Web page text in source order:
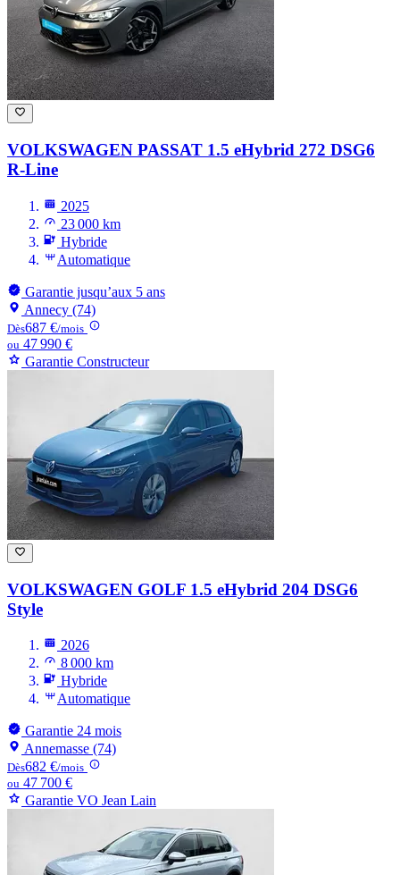
VOLKSWAGEN PASSAT 1.5 eHybrid 272 DSG6
R-Line
2025
23 000 km
Hybride
Automatique
Garantie jusqu’aux 5 ans
Annecy (74)
Dès687 €/mois
ou 47 990 €
Garantie Constructeur
VOLKSWAGEN GOLF 1.5 eHybrid 204 DSG6
Style
2026
8 000 km
Hybride
Automatique
Garantie 24 mois
Annemasse (74)
Dès682 €/mois
ou 47 700 €
Garantie VO Jean Lain